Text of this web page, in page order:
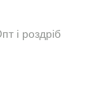
і роздріб